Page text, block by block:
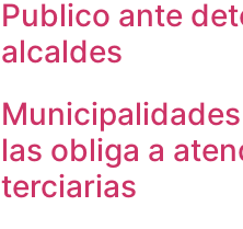
Publico ante
alcaldes
las obliga a
terciarias